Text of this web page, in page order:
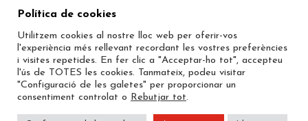
Canal de denúncies
SEGUEIX-NOS
Política de cookies
Utilitzem cookies al nostre lloc web per oferir-vos
l'experiència més rellevant recordant les vostres preferències
i visites repetides. En fer clic a "Acceptar-ho tot", accepteu
l'ús de TOTES les cookies. Tanmateix, podeu visitar
"Configuració de les galetes" per proporcionar un
consentiment controlat o Rebutjar tot.